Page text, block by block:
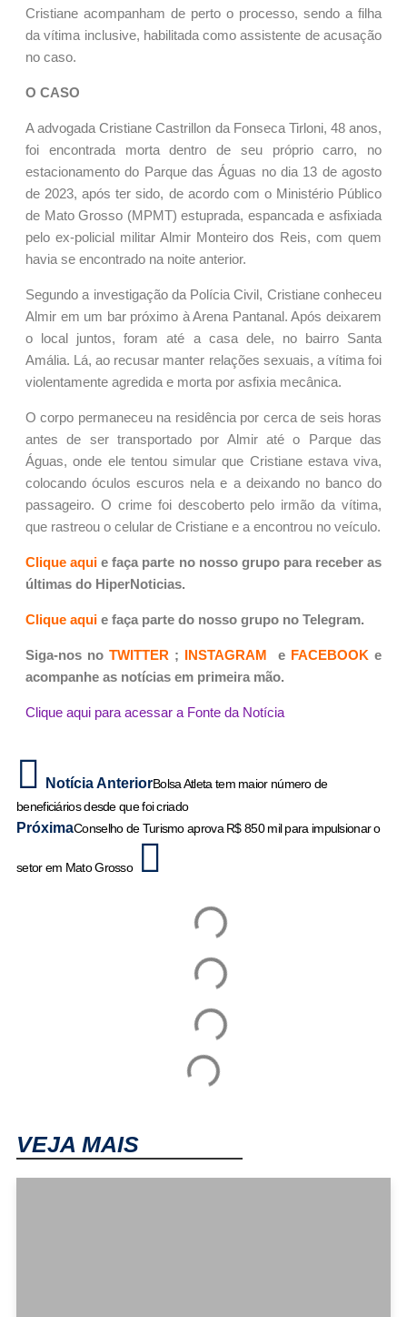
Cristiane acompanham de perto o processo, sendo a filha
da vítima inclusive, habilitada como assistente de acusação
no caso.
O CASO
A advogada Cristiane Castrillon da Fonseca Tirloni, 48 anos,
foi encontrada morta dentro de seu próprio carro, no
estacionamento do Parque das Águas no dia 13 de agosto
de 2023, após ter sido, de acordo com o Ministério Público
de Mato Grosso (MPMT) estuprada, espancada e asfixiada
pelo ex-policial militar Almir Monteiro dos Reis, com quem
havia se encontrado na noite anterior.
Segundo a investigação da Polícia Civil, Cristiane conheceu
Almir em um bar próximo à Arena Pantanal. Após deixarem
o local juntos, foram até a casa dele, no bairro Santa
Amália. Lá, ao recusar manter relações sexuais, a vítima foi
violentamente agredida e morta por asfixia mecânica.
O corpo permaneceu na residência por cerca de seis horas
antes de ser transportado por Almir até o Parque das
Águas, onde ele tentou simular que Cristiane estava viva,
colocando óculos escuros nela e a deixando no banco do
passageiro. O crime foi descoberto pelo irmão da vítima,
que rastreou o celular de Cristiane e a encontrou no veículo.
Clique aquie faça parte no nosso grupo para receber as
últimas do HiperNoticias.
Clique aqui e faça parte do nosso grupo no Telegram.
Siga-nos no TWITTER ; INSTAGRAM e FACEBOOK e
acompanhe as notícias em primeira mão.
Clique aqui para acessar a Fonte da Notícia
Notícia AnteriorBolsa Atleta tem maior número de
beneficiários desde que foi criado
PróximaConselho de Turismo aprova R$ 850 mil para impulsionar o
setor em Mato Grosso
VEJA MAIS